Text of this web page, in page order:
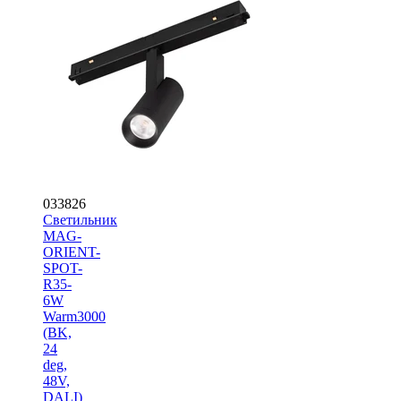
033826
Светильник
MAG-
ORIENT-
SPOT-
R35-
6W
Warm3000
(BK,
24
deg,
48V,
DALI)